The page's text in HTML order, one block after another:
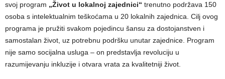
svoj program „Život u lokalnoj zajednici“ trenutno podržava 150
osoba s intelektualnim teškoćama u 20 lokalnih zajednica. Cilj ovog
programa je pružiti svakom pojedincu šansu za dostojanstven i
samostalan život, uz potrebnu podršku unutar zajednice. Program
nije samo socijalna usluga – on predstavlja revoluciju u
razumijevanju inkluzije i otvara vrata za kvalitetniji život.